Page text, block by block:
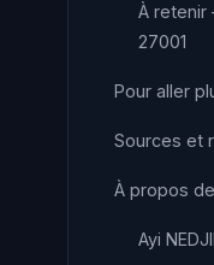
À retenir
27001
Pour aller
Sources et
À propos
Ayi